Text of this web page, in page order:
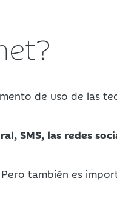
de uso de las
SMS, las redes
también es